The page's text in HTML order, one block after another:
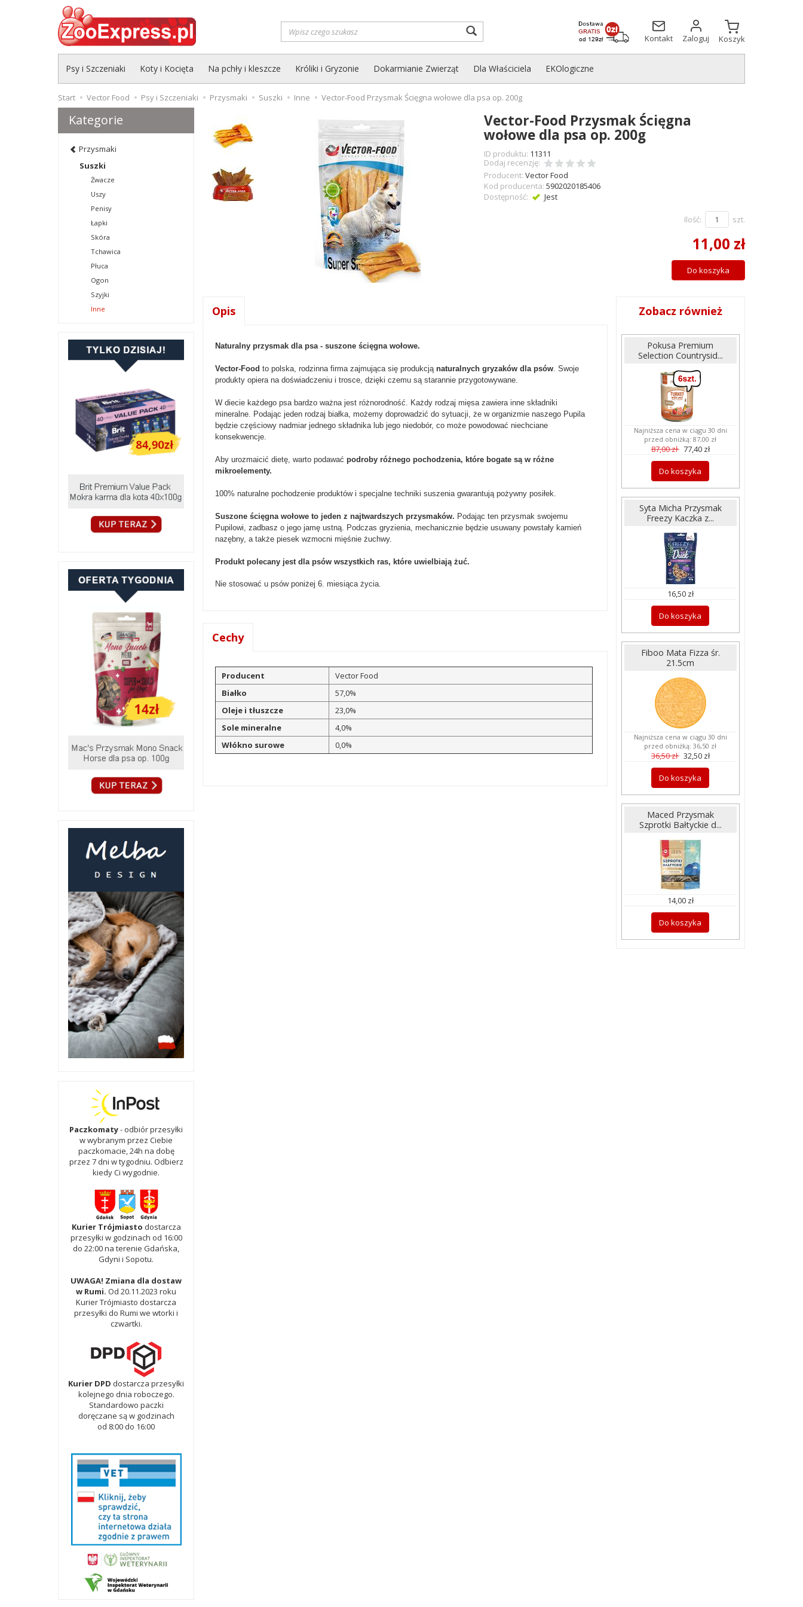
Kontakt
Zaloguj Koszyk
Psy i Szczeniaki Koty i Kocięta Na pchły i kleszcze Króliki i Gryzonie Dokarmianie Zwierząt Dla Właściciela EKOlogiczne
Start Vector Food Psy i Szczeniaki Przysmaki Suszki Inne Vector-Food Przysmak Ścięgna wołowe dla psa op. 200g
Vector-Food Przysmak Ścięgna
wołowe dla psa op. 200g
ID produktu: 11311
Dodaj recenzję:
Producent: Vector Food
Kod producenta: 5902020185406
Dostępność:
Jest
Ilość: szt.
11,00 zł
Do koszyka
Opis
Naturalny przysmak dla psa - suszone ścięgna wołowe.
Vector-Food to polska, rodzinna firma zajmująca się produkcjąnaturalnych gryzaków dla psów. Swoje
produkty opiera na doświadczeniu i trosce, dzięki czemu są starannie przygotowywane.
W diecie każdego psa bardzo ważna jest różnorodność. Każdy rodzaj mięsa zawiera inne składniki
mineralne. Podając jeden rodzaj białka, możemy doprowadzić do sytuacji, że w organizmie naszego Pupila
będzie częściowy nadmiar jednego składnika lub jego niedobór, co może powodować niechciane
konsekwencje.
Aby urozmaicić dietę, warto podawaćpodroby różnego pochodzenia, które bogate są w różne
mikroelementy.
100% naturalne pochodzenie produktów i specjalne techniki suszenia gwarantują pożywny posiłek.
Suszone ścięgna wołowe to jeden z najtwardszych przysmaków. Podając ten przysmak swojemu
Pupilowi, zadbasz o jego jamę ustną. Podczas gryzienia, mechanicznie będzie usuwany powstały kamień
nazębny, a także piesek wzmocni mięśnie żuchwy.
Produkt polecany jest dla psów wszystkich ras, które uwielbiają żuć.
Nie stosować u psów poniżej 6. miesiąca życia.
Cechy
Producent
Vector Food
Białko
57,0%
Oleje i tłuszcze
23,0%
Sole mineralne
4,0%
Włókno surowe
0,0%
Zobacz również
Pokusa Premium
Selection Countrysid...
Najniższa cena w ciągu 30 dni
przed obniżką:87,00 zł
87,00 zł 77,40 zł
Do koszyka
Syta Micha Przysmak
Freezy Kaczka z...
16,50 zł
Do koszyka
Fiboo Mata Fizza śr.
21.5cm
Najniższa cena w ciągu 30 dni
przed obniżką:36,50 zł
36,50 zł 32,50 zł
Do koszyka
Maced Przysmak
Szprotki Bałtyckie d...
14,00 zł
Do koszyka
Kategorie
Przysmaki
Suszki
Żwacze
Uszy
Penisy
Łapki
Skóra
Tchawica
Płuca
Ogon
Szyjki
Inne
Paczkomaty- odbiór przesyłki
w wybranym przez Ciebie
paczkomacie, 24h na dobę
przez 7 dni w tygodniu. Odbierz
kiedy Ci wygodnie.
Kurier Trójmiasto dostarcza
przesyłki w godzinach od 16:00
do 22:00 na terenie Gdańska,
Gdyni i Sopotu.
UWAGA! Zmiana dla dostaw
w Rumi. Od 20.11.2023 roku
Kurier Trójmiasto dostarcza
przesyłki do Rumi we wtorki i
czwartki.
Kurier DPD dostarcza przesyłki
kolejnego dnia roboczego.
Standardowo paczki
doręczane są w godzinach
od 8:00 do 16:00